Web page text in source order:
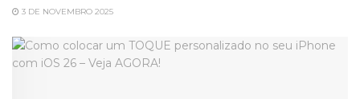
3 DE NOVEMBRO 2025